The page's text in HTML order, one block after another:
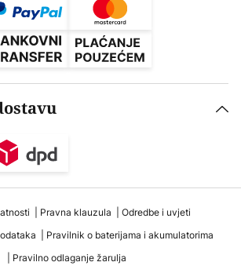
Pravna klauzula
Odredbe i uvjeti
Pravilnik o baterijama i akumulatorima
Pravilno odlaganje žarulja